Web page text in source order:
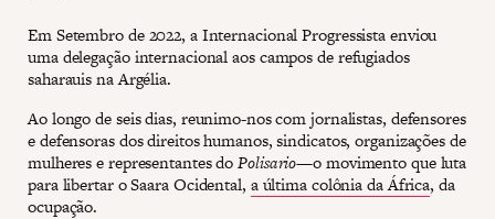
Em Setembro de 2022, a Internacional Progressista enviou
uma delegação internacional aos campos de refugiados
saharauis na Argélia.
Ao longo de seis dias, reunimo-nos com jornalistas, defensores
e defensoras dos direitos humanos, sindicatos, organizações de
mulheres e representantes doPolisario—o movimento que luta
para libertar o Saara Ocidental, a última colônia da África, da
ocupação.